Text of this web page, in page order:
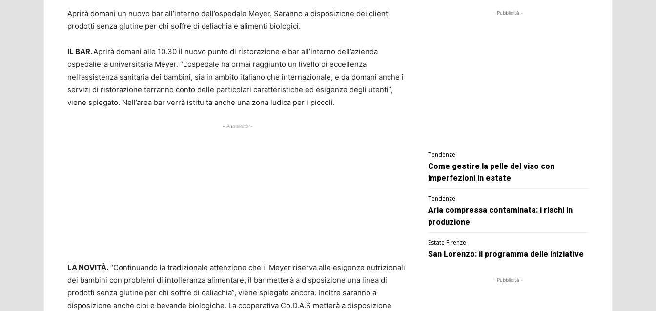
Aprirà domani un nuovo bar all’interno dell’ospedale Meyer. Saranno a disposizione dei clienti
prodotti senza glutine per chi soffre di celiachia e alimenti biologici.
IL BAR.Aprirà domani alle 10.30 il nuovo punto di ristorazione e bar all’interno dell’azienda
ospedaliera universitaria Meyer. “L’ospedale ha ormai raggiunto un livello di eccellenza
nell’assistenza sanitaria dei bambini, sia in ambito italiano che internazionale, e da domani anche i
servizi di ristorazione terranno conto delle particolari caratteristiche ed esigenze degli utenti”,
viene spiegato. Nell’area bar verrà istituita anche una zona ludica per i piccoli.
- Pubblicità -
LA NOVITÀ. “Continuando la tradizionale attenzione che il Meyer riserva alle esigenze nutrizionali
dei bambini con problemi di intolleranza alimentare, il bar metterà a disposizione una linea di
prodotti senza glutine per chi soffre di celiachia”, viene spiegato ancora. Inoltre saranno a
disposizione anche cibi e bevande biologiche. La cooperativa Co.D.A.S metterà a disposizione
- Pubblicità -
Tendenze
Come gestire la pelle del viso con
imperfezioni in estate
Tendenze
Aria compressa contaminata: i rischi in
produzione
Estate Firenze
San Lorenzo: il programma delle iniziative
- Pubblicità -